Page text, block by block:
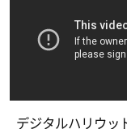
デジタルハリウッ